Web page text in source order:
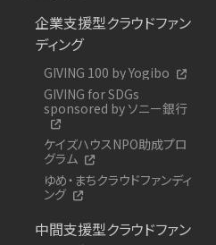
企業支援型クラウドファン
ディング
GIVING 100 by Yogibo
GIVING for SDGs
sponsored by ソニー銀行
ケイズハウスNPO助成プロ
グラム
ゆめ・まちクラウドファンディ
ング
中間支援型クラウドファン